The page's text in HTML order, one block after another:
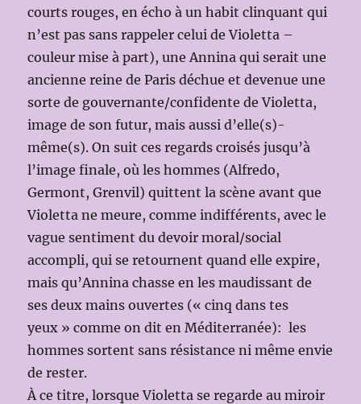
courts rouges, en écho à un habit clinquant qui
n’est pas sans rappeler celui de Violetta –
couleur mise à part), une Annina qui serait une
ancienne reine de Paris déchue et devenue une
sorte de gouvernante/confidente de Violetta,
image de son futur, mais aussi d’elle(s)-
même(s). On suit ces regards croisés jusqu’à
l’image finale, où les hommes (Alfredo,
Germont, Grenvil) quittent la scène avant que
Violetta ne meure, comme indifférents, avec le
vague sentiment du devoir moral/social
accompli, qui se retournent quand elle expire,
mais qu’Annina chasse en les maudissant de
ses deux mains ouvertes (« cinq dans tes
yeux » comme on dit en Méditerranée): les
hommes sortent sans résistance ni même envie
de rester.
À ce titre, lorsque Violetta se regarde au miroir